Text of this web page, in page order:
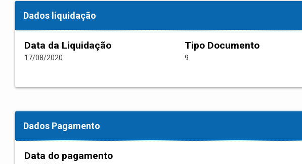
Dados liquidação
Data da Liquidação
17/08/2020
Tipo Documento
9
Dados Pagamento
Data do pagamento